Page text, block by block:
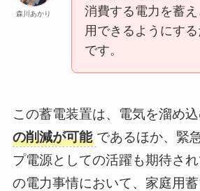
森川あかり
消費する電力を蓄え
用できるようにす
です。
この蓄電装置は、電気を溜め
の削減が可能 であるほか、緊
プ電源としての活躍も期待さ
の電力事情において、家庭用